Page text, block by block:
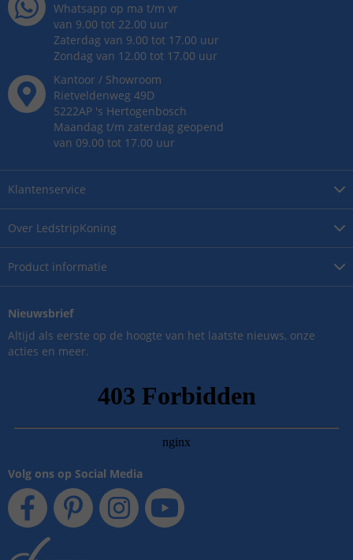
Over LedstripKoning
Product informatie
Klantenservice
Whatsapp op ma t/m vr
van 9.00 tot 22.00 uur
Zaterdag van 9.00 tot 17.00 uur
Zondag van 12.00 tot 17.00 uur
Kantoor / Showroom
Rietveldenweg 49D
5222AP 's Hertogenbosch
Maandag t/m zaterdag geopend
van 09.00 tot 17.00 uur
Nieuwsbrief
Altijd als eerste op de hoogte van het laatste nieuws, onze
acties en meer.
Volg ons op Social Media